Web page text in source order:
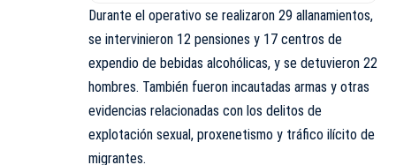
Durante el operativo se realizaron 29 allanamientos,
se intervinieron 12 pensiones y 17 centros de
expendio de bebidas alcohólicas, y se detuvieron 22
hombres. También fueron incautadas armas y otras
evidencias relacionadas con los delitos de
explotación sexual, proxenetismo y tráfico ilícito de
migrantes.